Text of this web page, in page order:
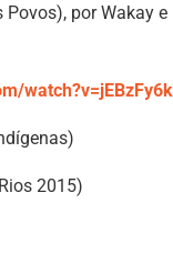
por Wakay
2015)